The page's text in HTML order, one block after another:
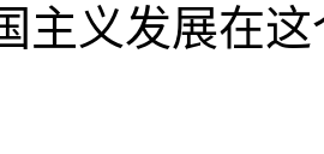
主义发展在